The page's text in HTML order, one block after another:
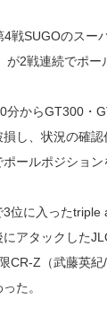
4戦SUGOのスー
が2戦連続でポー
分からGT300・
損し、状況の確
ールポジション
位に入ったtriple
アタックした
CR-Z（武藤英
た。